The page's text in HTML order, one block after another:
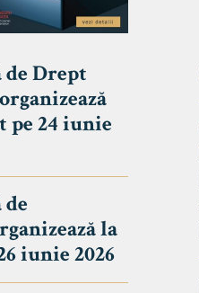
Drept
pe 24 iunie
la
iunie 2026